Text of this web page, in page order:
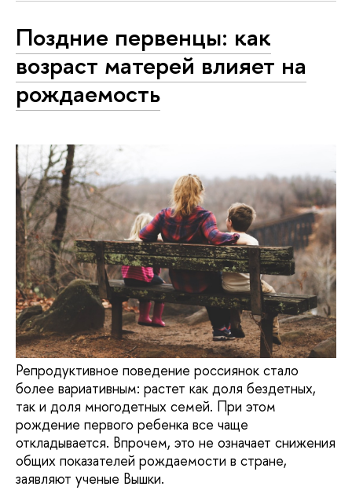
Поздние первенцы: как
возраст матерей влияет на
рождаемость
Репродуктивное поведение россиянок стало
более вариативным: растет как доля бездетных,
так и доля многодетных семей. При этом
рождение первого ребенка все чаще
откладывается. Впрочем, это не означает снижения
общих показателей рождаемости в стране,
заявляют ученые Вышки.